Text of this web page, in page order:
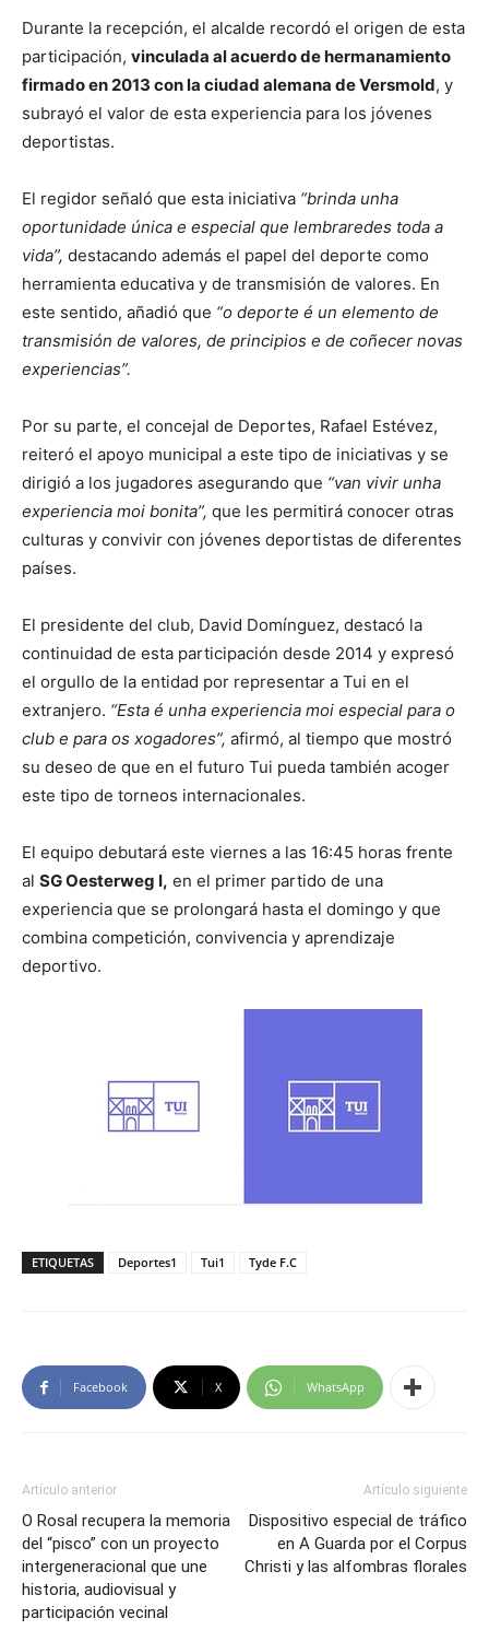
Durante la recepción, el alcalde recordó el origen de esta
participación, vinculada al acuerdo de hermanamiento
firmado en 2013 con la ciudad alemana de Versmold, y
subrayó el valor de esta experiencia para los jóvenes
deportistas.
El regidor señaló que esta iniciativa “brinda unha
oportunidade única e especial que lembraredes toda a
vida”, destacando además el papel del deporte como
herramienta educativa y de transmisión de valores. En
este sentido, añadió que “o deporte é un elemento de
transmisión de valores, de principios e de coñecer novas
experiencias”.
Por su parte, el concejal de Deportes, Rafael Estévez,
reiteró el apoyo municipal a este tipo de iniciativas y se
dirigió a los jugadores asegurando que “van vivir unha
experiencia moi bonita”, que les permitirá conocer otras
culturas y convivir con jóvenes deportistas de diferentes
países.
El presidente del club, David Domínguez, destacó la
continuidad de esta participación desde 2014 y expresó
el orgullo de la entidad por representar a Tui en el
extranjero. “Esta é unha experiencia moi especial para o
club e para os xogadores”, afirmó, al tiempo que mostró
su deseo de que en el futuro Tui pueda también acoger
este tipo de torneos internacionales.
El equipo debutará este viernes a las 16:45 horas frente
al SG Oesterweg I, en el primer partido de una
experiencia que se prolongará hasta el domingo y que
combina competición, convivencia y aprendizaje
deportivo.
ETIQUETAS Deportes1 Tui1 Tyde F.C
Facebook X WhatsApp
Artículo anterior
O Rosal recupera la memoria
del “pisco” con un proyecto
intergeneracional que une
historia, audiovisual y
participación vecinal
Artículo siguiente
Dispositivo especial de tráfico
en A Guarda por el Corpus
Christi y las alfombras florales